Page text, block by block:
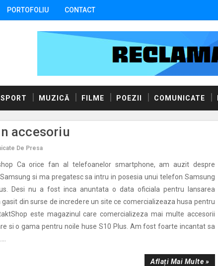
PORTOFOLIU CONTACT
SPORT MUZICĂ FILME POEZII COMUNICATE
accesoriu
De Presa
Ca orice fan al telefoanelor smartphone, am auzit despre
si ma pregatesc sa intru in posesia unui telefon Samsung
Desi nu a fost inca anuntata o data oficiala pentru lansarea
din surse de incredere un site ce comercializeaza husa pentru
este magazinul care comercializeza mai multe accesorii
si o gama pentru noile huse S10 Plus. Am fost foarte incantat sa
Aflați Mai Multe »